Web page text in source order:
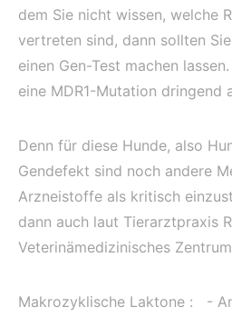
dem Sie nicht wissen, welche
vertreten sind, dann sollten
einen Gen-Test machen
eine MDR1-Mutation dringend
Denn für diese Hunde, also
Gendefekt sind noch andere
Arzneistoffe als kritisch
dann auch laut Tierarztpraxis
Veterinämedizinisches
Makrozyklische Laktone : -